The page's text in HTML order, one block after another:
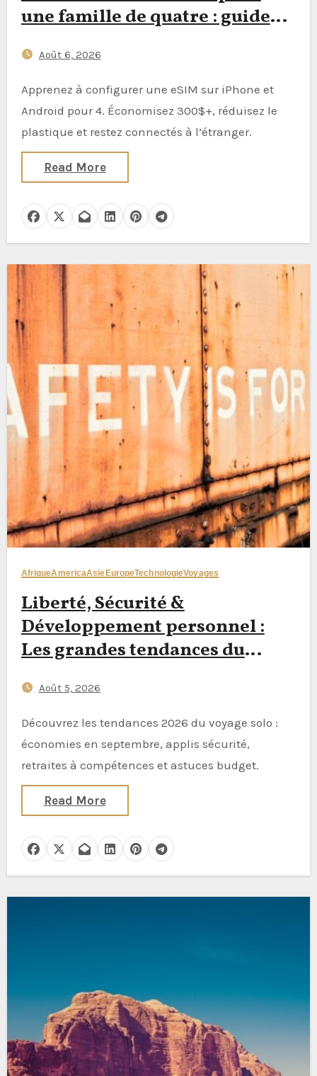
une famille de quatre : guide
réduire les déchets de cartes
SIM en plastique tout en
gardant les enfants connectés à
l’étranger
Août 6, 2026
Apprenez à configurer une eSIM sur iPhone et
Android pour 4. Économisez 300$+, réduisez le
plastique et restez connectés à l’étranger.
Read More
AfriqueAmericaAsieEuropeTechnologieVoyages
Liberté, Sécurité &
Développement personnel :
Les grandes tendances du
2026
Août 5, 2026
Découvrez les tendances 2026 du voyage solo :
économies en septembre, applis sécurité,
retraites à compétences et astuces budget.
Read More